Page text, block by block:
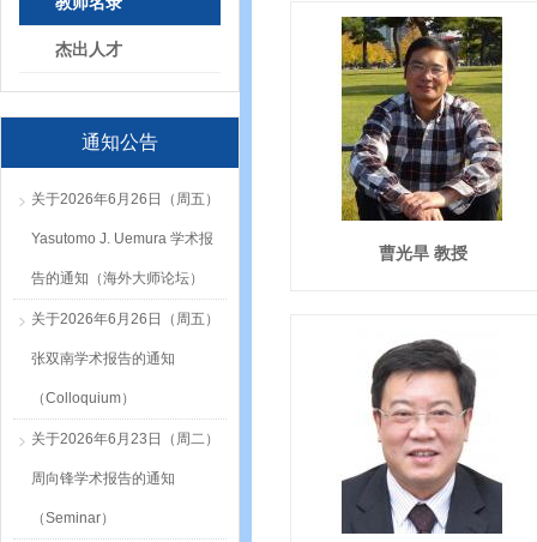
杰出人才
通知公告
关于2026年6月26日（周五）
Yasutomo J. Uemura 学术报
告的通知（海外大师论坛）
关于2026年6月26日（周五）
张双南学术报告的通知
（Colloquium）
关于2026年6月23日（周二）
周向锋学术报告的通知
（Seminar）
曹光旱 教授